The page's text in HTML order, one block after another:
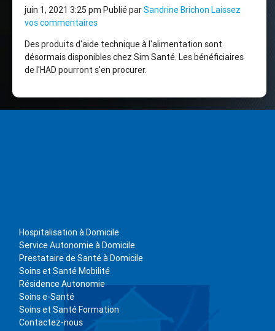
juin 1, 2021 3:25 pm Publié parSandrine Brichon Laissez
vos commentaires
Des produits d'aide technique à l'alimentation sont
désormais disponibles chez Sim Santé. Les bénéficiaires
de l'HAD pourront s'en procurer.
Hospitalisation à Domicile
Service Autonomie à Domicile
Prestataire de Santé à Domicile
Soins et Santé Mobilité
Résidence Autonomie
Soins e-Santé
Soins et Santé Formation
Contactez-nous